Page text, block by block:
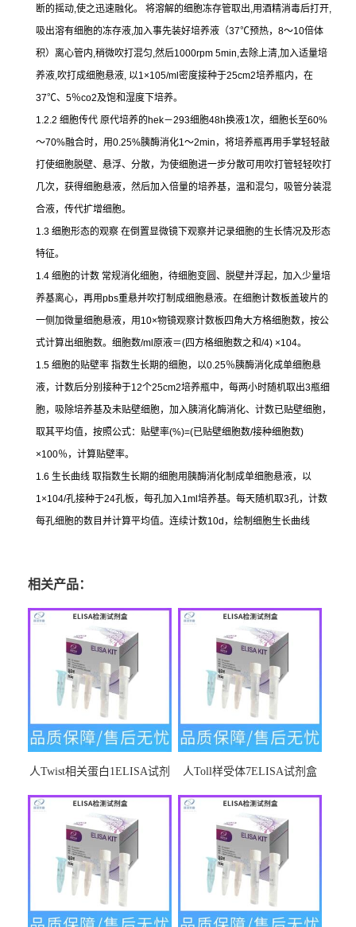
断的摇动,使之迅速融化。 将溶解的细胞冻存管取出,用酒精消毒后打开,
吸出溶有细胞的冻存液,加入事先装好培养液（37℃预热， 8～10倍体
积）离心管内,稍微吹打混匀,然后1000rpm 5min,去除上清,加入适量培
养液,吹打成细胞悬液, 以1×105/ml 密度接种于25cm2培养瓶内，在
37℃、 5％co2及饱和湿度下培养。
1.2.2 细胞传代 原代培养的hek－293细胞48h换液1次，细胞长至60%
～70%融合时，用0.25%胰酶消化1～2min ，将培养瓶再用手掌轻轻敲
打使细胞脱壁、悬浮、分散，为使细胞进一步分散可用吹打管轻轻吹打
几次，获得细胞悬液，然后加入倍量的培养基，温和混匀，吸管分装混
合液，传代扩增细胞。
1.3 细胞形态的观察 在倒置显微镜下观察并记录细胞的生长情况及形态
特征。
1.4 细胞的计数 常规消化细胞，待细胞变圆、脱壁并浮起，加入少量培
养基离心，再用pbs重悬并吹打制成细胞悬液。在细胞计数板盖玻片的
一侧加微量细胞悬液，用 10×物镜观察计数板四角大方格细胞数，按公
式计算出细胞数。细胞数/ml 原液＝(四方格细胞数之和/4) ×104。
1.5 细胞的贴壁率 指数生长期的细胞，以0.25％胰酶消化成单细胞悬
液，计数后分别接种于12个25cm2培养瓶中，每两小时随机取出3瓶细
胞，吸除培养基及未贴壁细胞，加入胰消化酶消化、计数已贴壁细胞，
取其平均值，按照公式：贴壁率(%)=(已贴壁细胞数/接种细胞数)
×100％，计算贴壁率。
1.6 生长曲线 取指数生长期的细胞用胰酶消化制成单细胞悬液，以
1×104/孔接种于24孔板，每孔加入1ml 培养基。每天随机取3孔，计数
每孔细胞的数目并计算平均值。连续计数10d ，绘制细胞生长曲线
相关产品：
人Twist相关蛋白1ELISA试剂
人Toll样受体7ELISA试剂盒